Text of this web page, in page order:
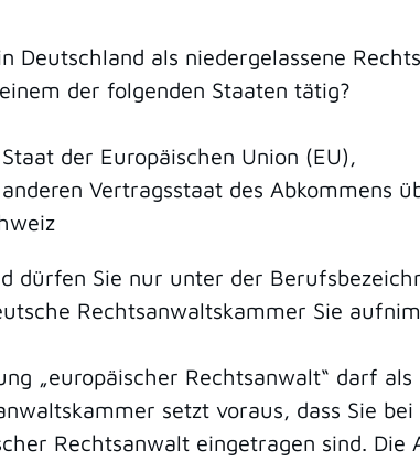
Deutschland als niedergelassene
der folgenden Staaten tätig?
der Europäischen Union (EU),
Vertragsstaat des Abkommens
dürfen Sie nur unter der
Rechtsanwaltskammer Sie
„europäischer Rechtsanwalt“ darf
setzt voraus, dass Sie
Rechtsanwalt eingetragen sind.